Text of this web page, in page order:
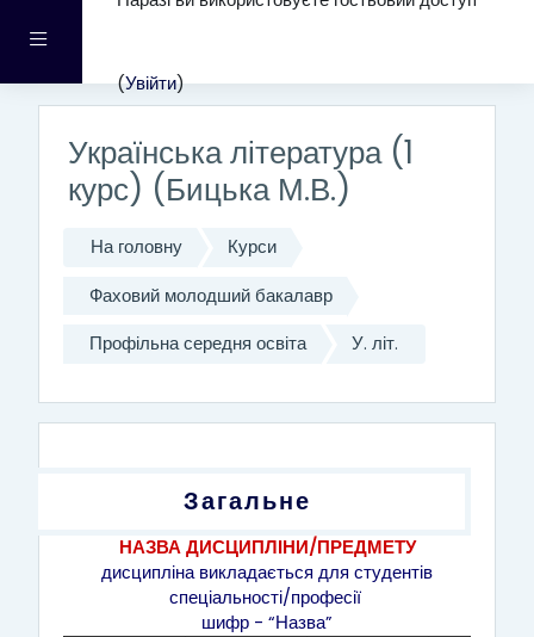
Бокова панель
(Увійти)
Перейти до головного вмісту
Українська література (1
курс) (Бицька М.В.)
На головну Курси
Фаховий молодший бакалавр
Профільна середня освіта У. літ.
Загальне
НАЗВА ДИСЦИПЛІНИ/ПРЕДМЕТУ
дисципліна викладається для студентів
спеціальності/професії
шифр - “Назва”